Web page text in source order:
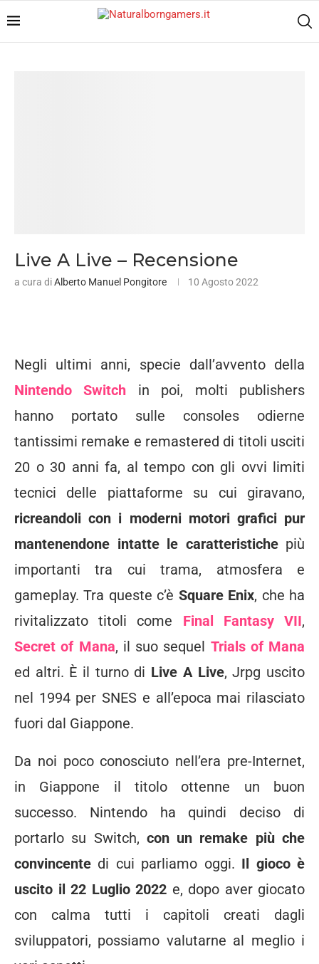
Live A Live – Recensione
a cura diAlberto Manuel Pongitore 10 Agosto 2022
Negli ultimi anni, specie dall’avvento della
Nintendo Switch in poi, molti publishers
hanno portato sulle consoles odierne
tantissimi remake e remastered di titoli usciti
20 o 30 anni fa, al tempo con gli ovvi limiti
tecnici delle piattaforme su cui giravano,
ricreandoli con i moderni motori grafici pur
mantenendone intatte le caratteristichepiù
importanti tra cui trama, atmosfera e
gameplay. Tra queste c’è Square Enix, che ha
rivitalizzato titoli come Final Fantasy VII,
Secret of Mana, il suo sequel Trials of Mana
ed altri. È il turno di Live A Live, Jrpg uscito
nel 1994 per SNES e all’epoca mai rilasciato
fuori dal Giappone.
Da noi poco conosciuto nell’era pre-Internet,
in Giappone il titolo ottenne un buon
successo. Nintendo ha quindi deciso di
portarlo su Switch, con un remake più che
convincente di cui parliamo oggi. Il gioco è
uscito il 22 Luglio 2022 e, dopo aver giocato
con calma tutti i capitoli creati dagli
sviluppatori, possiamo valutarne al meglio i